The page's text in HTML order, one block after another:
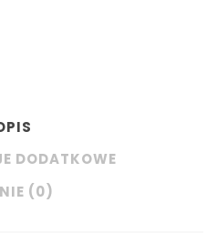
DODATKOWE
(0)